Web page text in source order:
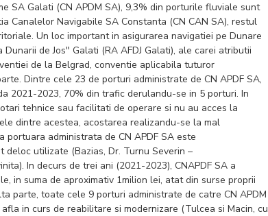
SA Galati (CN APDM SA), 9,3% din porturile fluviale sunt
Canalelor Navigabile SA Constanta (CN CAN SA), restul
Un loc important in asigurarea navigatiei pe Dunare
de Jos" Galati (RA AFDJ Galati), ale carei atributii
de la Belgrad, conventie aplicabila tuturor
Dintre cele 23 de porturi administrate de CN APDF SA,
2021-2023, 70% din trafic derulandu-se in 5 porturi. In
tehnice sau facilitati de operare si nu au acces la
dintre acestea, acostarea realizandu-se la mal
administrata de CN APDF SA este
utilizate (Bazias, Dr. Turnu Severin –
In decurs de trei ani (2021-2023), CNAPDF SA a
in suma de aproximativ 1milion lei, atat din surse proprii
parte, toate cele 9 porturi administrate de catre CN APDM
in curs de reabilitare si modernizare (Tulcea si Macin, cu